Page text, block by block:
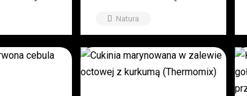
krok po kroku
Natura